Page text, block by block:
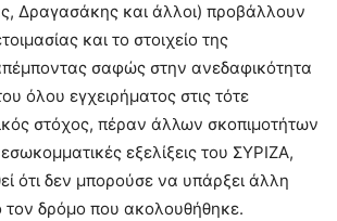
Δραγασάκης και άλλοι) προβάλλουν
και το στοιχείο της
σαφώς στην ανεδαφικότητα
όλου εγχειρήματος στις τότε
στόχος, πέραν άλλων σκοπιμοτήτων
εξελίξεις του ΣΥΡΙΖΑ,
ότι δεν μπορούσε να υπάρξει άλλη
τον δρόμο που ακολουθήθηκε.